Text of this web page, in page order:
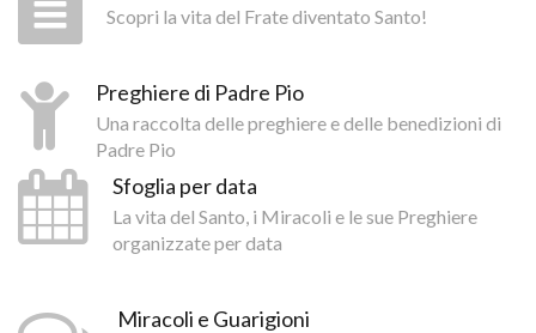
Scopri la vita del Frate diventato Santo!
Preghiere di Padre Pio
Una raccolta delle preghiere e delle benedizioni di
Padre Pio
Sfoglia per data
La vita del Santo, i Miracoli e le sue Preghiere
organizzate per data
Miracoli e Guarigioni